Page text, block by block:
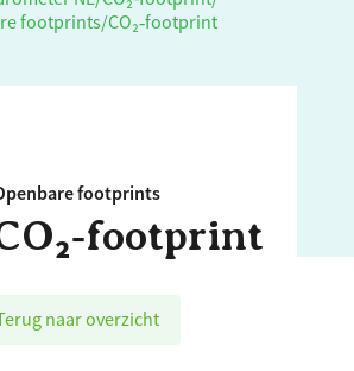
footprints/CO₂‑footprint
footprints
naar overzicht